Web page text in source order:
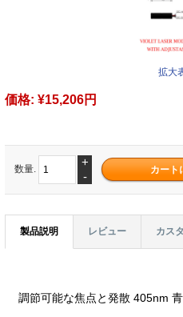
拡大
価格: ¥15,206円
数量.
+
-
製品説明 レビュー カス
調節可能な焦点と発散 405nm